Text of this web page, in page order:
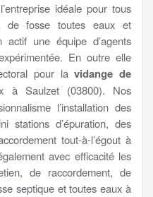
idéale pour tous
de fosse toutes eaux et
une équipe d’agents
En outre elle
pour lavidange de
à Saulzet (03800). Nos
l’installation des
stations d’épuration, des
tout-à-l’égout à
avec efficacité les
de raccordement, de
septique et toutes eaux à